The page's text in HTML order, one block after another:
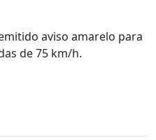
aviso amarelo para
de 75 km/h.